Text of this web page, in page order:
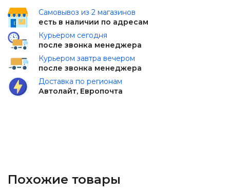
Самовывоз из 2 магазинов
есть в наличии по адресам
Курьером сегодня
после звонка менеджера
Курьером завтра вечером
после звонка менеджера
Доставка по регионам
Автолайт, Европочта
Похожие товары